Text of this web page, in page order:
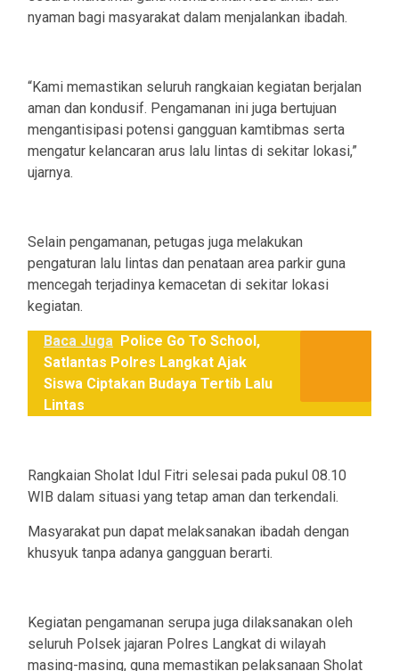
nyaman bagi masyarakat dalam menjalankan ibadah.
“Kami memastikan seluruh rangkaian kegiatan berjalan
aman dan kondusif. Pengamanan ini juga bertujuan
mengantisipasi potensi gangguan kamtibmas serta
mengatur kelancaran arus lalu lintas di sekitar lokasi,”
ujarnya.
Selain pengamanan, petugas juga melakukan
pengaturan lalu lintas dan penataan area parkir guna
mencegah terjadinya kemacetan di sekitar lokasi
kegiatan.
Baca Juga Police Go To School,
Satlantas Polres Langkat Ajak
Siswa Ciptakan Budaya Tertib Lalu
Lintas
Rangkaian Sholat Idul Fitri selesai pada pukul 08.10
WIB dalam situasi yang tetap aman dan terkendali.
Masyarakat pun dapat melaksanakan ibadah dengan
khusyuk tanpa adanya gangguan berarti.
Kegiatan pengamanan serupa juga dilaksanakan oleh
seluruh Polsek jajaran Polres Langkat di wilayah
masing-masing, guna memastikan pelaksanaan Sholat